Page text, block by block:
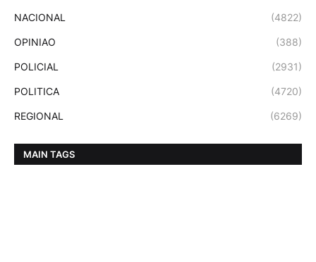
NACIONAL (4822)
OPINIAO (388)
POLICIAL (2931)
POLITICA (4720)
REGIONAL (6269)
MAIN TAGS